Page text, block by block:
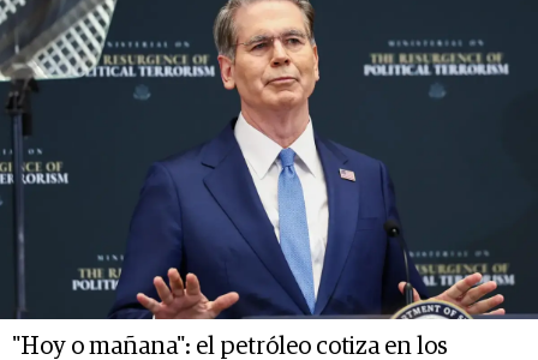
"Hoy o mañana": el petróleo cotiza en los